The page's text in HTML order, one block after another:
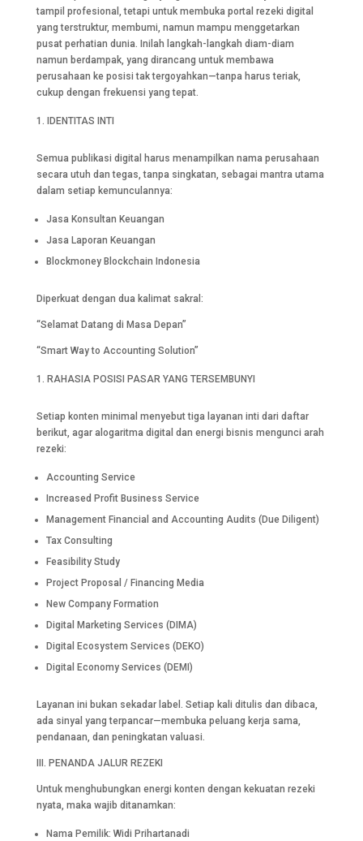
tampil profesional, tetapi untuk membuka portal rezeki digital
yang terstruktur, membumi, namun mampu menggetarkan
pusat perhatian dunia. Inilah langkah-langkah diam-diam
namun berdampak, yang dirancang untuk membawa
perusahaan ke posisi tak tergoyahkan—tanpa harus teriak,
cukup dengan frekuensi yang tepat.
IDENTITAS INTI
Semua publikasi digital harus menampilkan nama perusahaan
secara utuh dan tegas, tanpa singkatan, sebagai mantra utama
dalam setiap kemunculannya:
Jasa Konsultan Keuangan
Jasa Laporan Keuangan
Blockmoney Blockchain Indonesia
Diperkuat dengan dua kalimat sakral:
“Selamat Datang di Masa Depan”
“Smart Way to Accounting Solution”
RAHASIA POSISI PASAR YANG TERSEMBUNYI
Setiap konten minimal menyebut tiga layanan inti dari daftar
berikut, agar alogaritma digital dan energi bisnis mengunci arah
rezeki:
Accounting Service
Increased Profit Business Service
Management Financial and Accounting Audits (Due Diligent)
Tax Consulting
Feasibility Study
Project Proposal / Financing Media
New Company Formation
Digital Marketing Services (DIMA)
Digital Ecosystem Services (DEKO)
Digital Economy Services (DEMI)
Layanan ini bukan sekadar label. Setiap kali ditulis dan dibaca,
ada sinyal yang terpancar—membuka peluang kerja sama,
pendanaan, dan peningkatan valuasi.
III. PENANDA JALUR REZEKI
Untuk menghubungkan energi konten dengan kekuatan rezeki
nyata, maka wajib ditanamkan:
Nama Pemilik: Widi Prihartanadi